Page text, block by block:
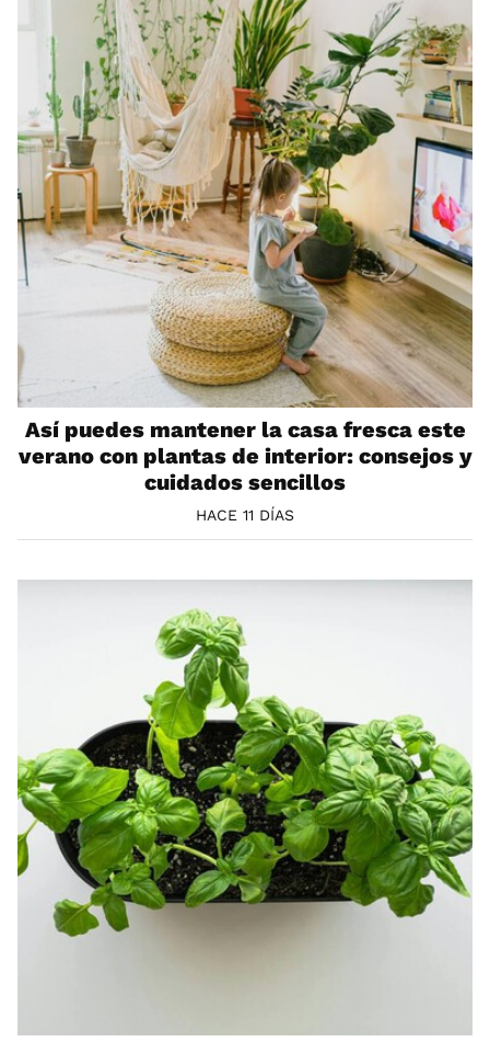
Así puedes mantener la casa fresca este
verano con plantas de interior: consejos y
cuidados sencillos
HACE 11 DÍAS